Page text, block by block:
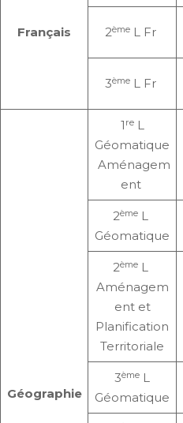
Français 2ème L Fr
3ème L Fr
Géographie
1 reL
Géomatique
Aménagem
ent
2ème L
Géomatique
2ème L
Aménagem
ent et
Planification
Territoriale
3ème L
Géomatique